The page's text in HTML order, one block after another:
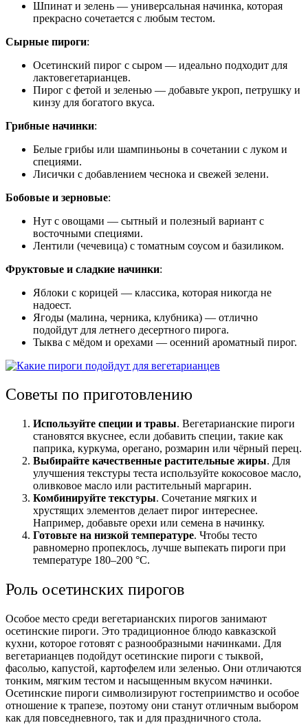
Шпинат и зелень — универсальная начинка, которая
прекрасно сочетается с любым тестом.
Сырные пироги:
Осетинский пирог с сыром — идеально подходит для
лактовегетарианцев.
Пирог с фетой и зеленью — добавьте укроп, петрушку и
кинзу для богатого вкуса.
Грибные начинки:
Белые грибы или шампиньоны в сочетании с луком и
специями.
Лисички с добавлением чеснока и свежей зелени.
Бобовые и зерновые:
Нут с овощами — сытный и полезный вариант с
восточными специями.
Лентили (чечевица) с томатным соусом и базиликом.
Фруктовые и сладкие начинки:
Яблоки с корицей — классика, которая никогда не
надоест.
Ягоды (малина, черника, клубника) — отлично
подойдут для летнего десертного пирога.
Тыква с мёдом и орехами — осенний ароматный пирог.
Советы по приготовлению
Используйте специи и травы. Вегетарианские пироги
становятся вкуснее, если добавить специи, такие как
паприка, куркума, орегано, розмарин или чёрный перец.
Выбирайте качественные растительные жиры. Для
улучшения текстуры теста используйте кокосовое масло,
оливковое масло или растительный маргарин.
Комбинируйте текстуры. Сочетание мягких и
хрустящих элементов делает пирог интереснее.
Например, добавьте орехи или семена в начинку.
Готовьте на низкой температуре. Чтобы тесто
равномерно пропеклось, лучше выпекать пироги при
температуре 180–200 °C.
Роль осетинских пирогов
Особое место среди вегетарианских пирогов занимают
осетинские пироги. Это традиционное блюдо кавказской
кухни, которое готовят с разнообразными начинками. Для
вегетарианцев подойдут осетинские пироги с тыквой,
фасолью, капустой, картофелем или зеленью. Они отличаются
тонким, мягким тестом и насыщенным вкусом начинки.
Осетинские пироги символизируют гостеприимство и особое
отношение к трапезе, поэтому они станут отличным выбором
как для повседневного, так и для праздничного стола.